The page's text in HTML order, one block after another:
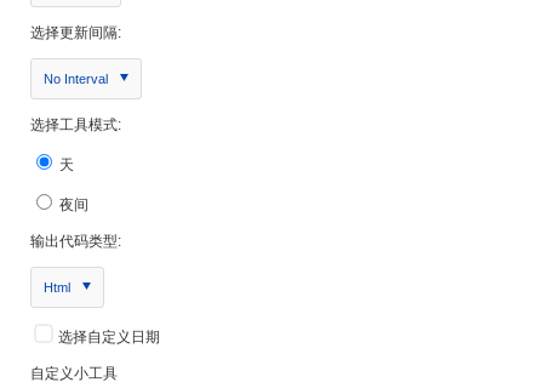
选择更新间隔:
No Interval
选择工具模式:
天
夜间
输出代码类型:
Html
选择自定义日期
自定义小工具